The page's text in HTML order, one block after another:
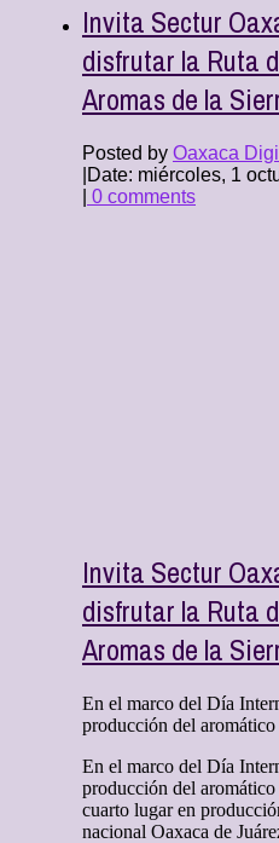
Invita Sectur
disfrutar la Ruta
Aromas de la
Posted by Oaxaca
Date: miércoles, 1
0 comments
Invita Sectur
disfrutar la Ruta
Aromas de la
En el marco del Día
producción del aromático
En el marco del Día
producción del
cuarto lugar en
nacional Oaxaca de